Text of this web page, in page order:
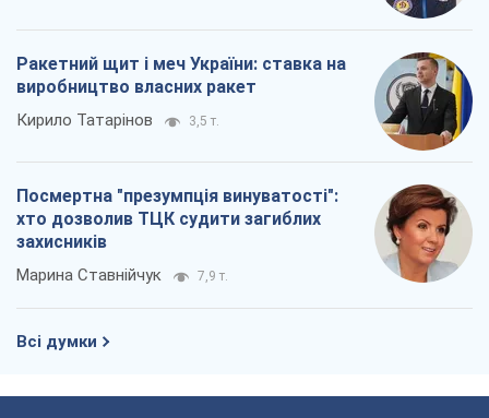
Ракетний щит і меч України: ставка на
виробництво власних ракет
Кирило Татарінов 3,5 т.
Посмертна "презумпція винуватості":
хто дозволив ТЦК судити загиблих
захисників
Марина Ставнійчук 7,9 т.
Всі думки